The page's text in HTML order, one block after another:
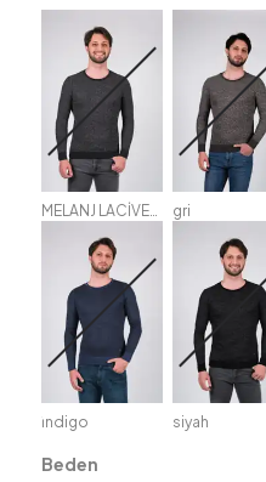
MELANJ LACİVERT gri
i̇ndigo siyah
Beden